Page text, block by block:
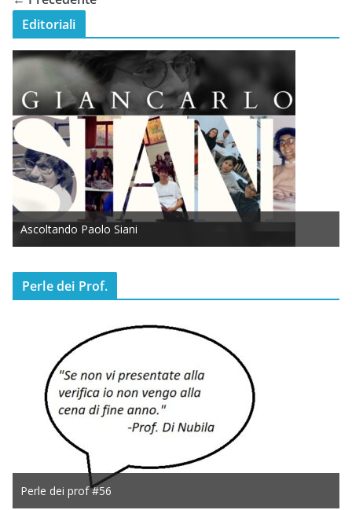
Editoriali
Ascoltando Paolo Siani
Perle dei Prof.
Perle dei prof #56